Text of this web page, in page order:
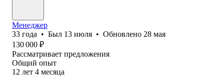
Менеджер
33 года • Был 13 июля • Обновлено 28 мая
130 000 ₽
Рассматривает предложения
Общий опыт
12 лет 4 месяца